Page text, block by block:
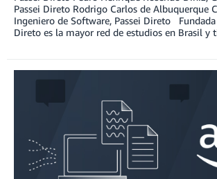
Passei Direto Rodrigo Carlos de Albuquerque
Ingeniero de Software, Passei Direto Fundada
Direto es la mayor red de estudios en Brasil